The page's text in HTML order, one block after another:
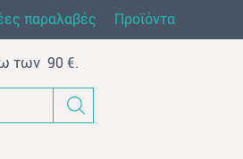
παραλαβές Προϊόντα
των 90 €.